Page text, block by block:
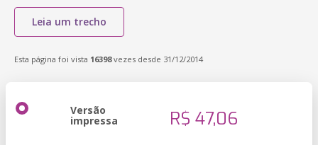
Leia um trecho
Esta página foi vista 16398vezes desde 31/12/2014
Versão
impressa R$ 47,06